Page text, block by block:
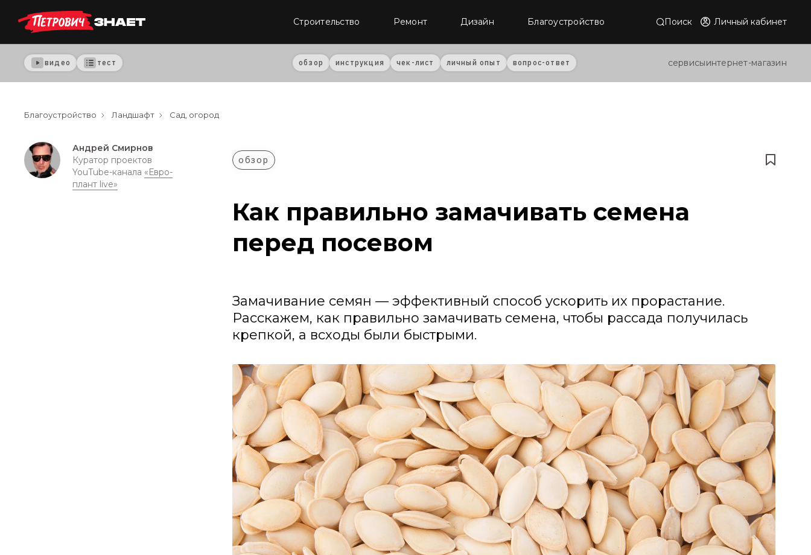
Строительство Ремонт Дизайн Благоустройство Поиск Личный кабинет
видео тест обзор инструкция чек-лист личный опыт вопрос-ответ сервисыинтернет-магазин
Благоустройство Ландшафт Сад, огород
Андрей Смирнов
Куратор проектов
YouTube-канала «Евро-
плант live»
обзор
Как правильно замачивать семена
перед посевом
Замачивание семян — эффективный способ ускорить их прорастание.
Расскажем, как правильно замачивать семена, чтобы рассада получилась
крепкой, а всходы были быстрыми.